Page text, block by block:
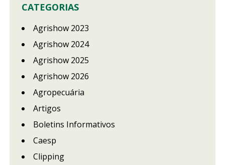
CATEGORIAS
Agrishow 2023
Agrishow 2024
Agrishow 2025
Agrishow 2026
Agropecuária
Artigos
Boletins Informativos
Caesp
Clipping